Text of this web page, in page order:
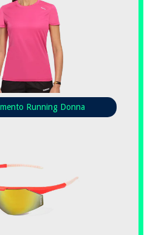
Running Donna